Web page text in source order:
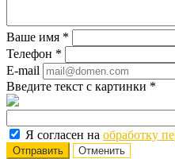
Ваше имя *
Телефон *
E-mail
Введите текст с картинки *
Я согласен на обработку
Отменить